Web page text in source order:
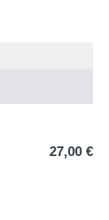
27,00 €